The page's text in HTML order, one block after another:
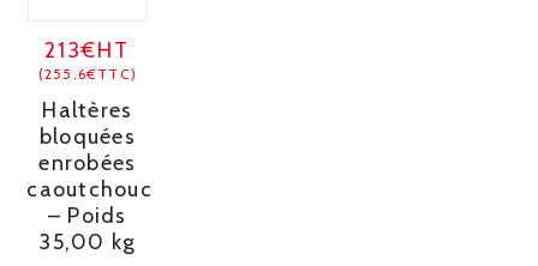
213€HT
(255.6€TTC)
Haltères
bloquées
enrobées
caoutchouc
– Poids
35,00 kg